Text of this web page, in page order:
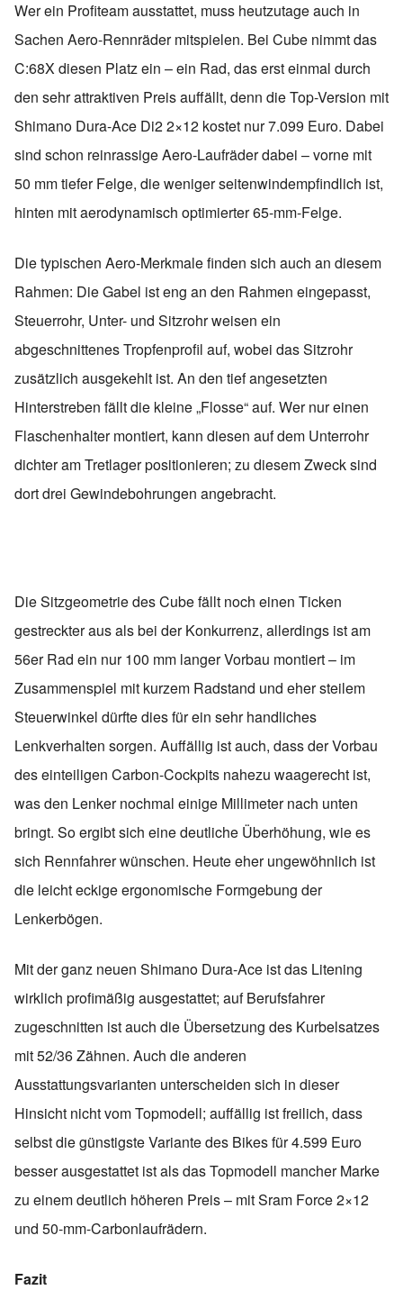
Wer ein Profiteam ausstattet, muss heutzutage auch in
Sachen Aero-Rennräder mitspielen. Bei Cube nimmt das
C:68X diesen Platz ein – ein Rad, das erst einmal durch
den sehr attraktiven Preis auffällt, denn die Top-Version mit
Shimano Dura-Ace Di2 2×12 kostet nur 7.099 Euro. Dabei
sind schon reinrassige Aero-Laufräder dabei – vorne mit
50 mm tiefer Felge, die weniger seitenwindempfindlich ist,
hinten mit aerodynamisch optimierter 65-mm-Felge.
Die typischen Aero-Merkmale finden sich auch an diesem
Rahmen: Die Gabel ist eng an den Rahmen eingepasst,
Steuerrohr, Unter- und Sitzrohr weisen ein
abgeschnittenes Tropfenprofil auf, wobei das Sitzrohr
zusätzlich ausgekehlt ist. An den tief angesetzten
Hinterstreben fällt die kleine „Flosse“ auf. Wer nur einen
Flaschenhalter montiert, kann diesen auf dem Unterrohr
dichter am Tretlager positionieren; zu diesem Zweck sind
dort drei Gewindebohrungen angebracht.
Die Sitzgeometrie des Cube fällt noch einen Ticken
gestreckter aus als bei der Konkurrenz, allerdings ist am
56er Rad ein nur 100 mm langer Vorbau montiert – im
Zusammenspiel mit kurzem Radstand und eher steilem
Steuerwinkel dürfte dies für ein sehr handliches
Lenkverhalten sorgen. Auffällig ist auch, dass der Vorbau
des einteiligen Carbon-Cockpits nahezu waagerecht ist,
was den Lenker nochmal einige Millimeter nach unten
bringt. So ergibt sich eine deutliche Überhöhung, wie es
sich Rennfahrer wünschen. Heute eher ungewöhnlich ist
die leicht eckige ergonomische Formgebung der
Lenkerbögen.
Mit der ganz neuen Shimano Dura-Ace ist das Litening
wirklich profimäßig ausgestattet; auf Berufsfahrer
zugeschnitten ist auch die Übersetzung des Kurbelsatzes
mit 52/36 Zähnen. Auch die anderen
Ausstattungsvarianten unterscheiden sich in dieser
Hinsicht nicht vom Topmodell; auffällig ist freilich, dass
selbst die günstigste Variante des Bikes für 4.599 Euro
besser ausgestattet ist als das Topmodell mancher Marke
zu einem deutlich höheren Preis – mit Sram Force 2×12
und 50-mm-Carbonlaufrädern.
Fazit